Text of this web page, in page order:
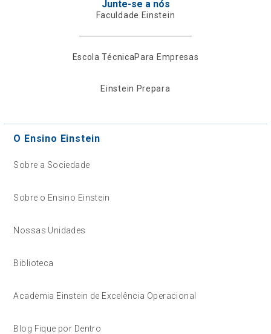
Junte-se a nós
Faculdade Einstein
Escola TécnicaPara Empresas
Einstein Prepara
O Ensino Einstein
Sobre a Sociedade
Sobre o Ensino Einstein
Nossas Unidades
Biblioteca
Academia Einstein de Excelência Operacional
Blog Fique por Dentro